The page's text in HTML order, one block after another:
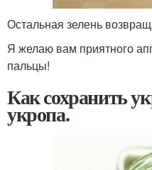
Остальная зелень
Я желаю вам приятного
пальцы!
Как сохранить
укропа.